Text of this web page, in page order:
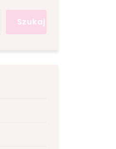
Szukaj